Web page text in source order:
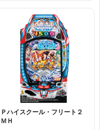
Ｐハイスクール・フリート２
ＭＨ